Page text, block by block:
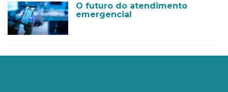
O futuro do atendimento
emergencial